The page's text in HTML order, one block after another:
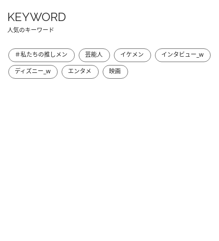
KEYWORD
人気のキーワード
＃私たちの推しメン 芸能人 イケメン
インタビュー_w
ディズニー_w
エンタメ 映画